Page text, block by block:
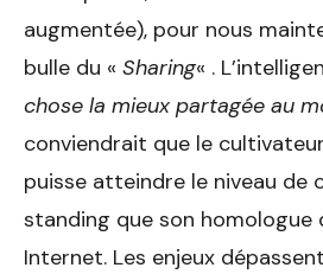
augmentée), pour nous
bulle du « Sharing« .
chose la mieux partagée au
conviendrait que le
puisse atteindre le niveau de
standing que son homologue
Internet. Les enjeux